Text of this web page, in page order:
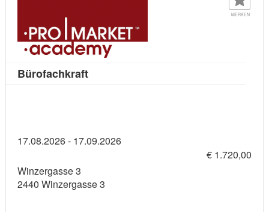
MERKEN
BürofachkraftKursdetail: Bürofachkraft (11436276)
17.08.2026 - 17.09.2026
€ 1.720,00
Winzergasse 3
2440 Winzergasse 3